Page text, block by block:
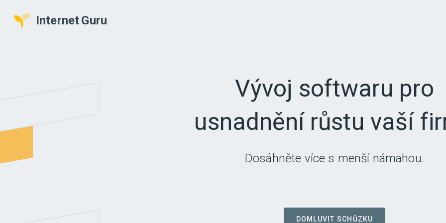
InternetGuru
Vývoj softwaru pro
usnadnění růstu vaší
Dosáhněte více s menší námahou.
DOMLUVIT SCHŮZKU